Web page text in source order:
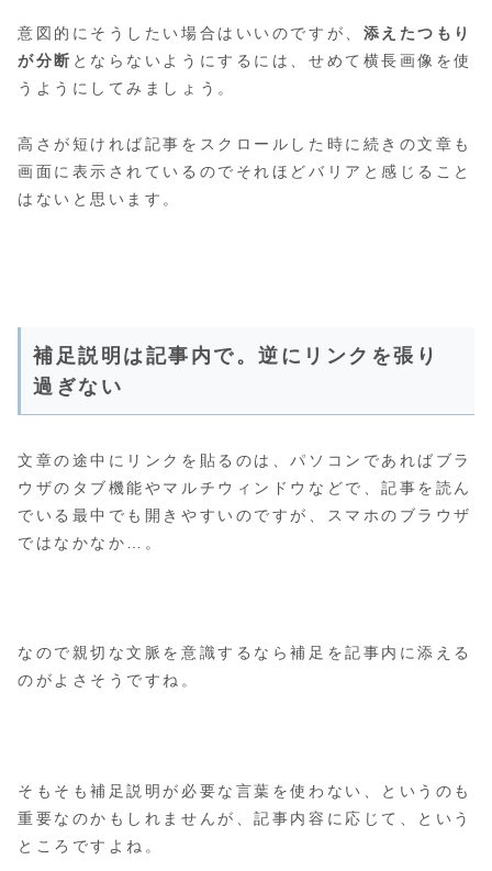
意図的にそうしたい場合はいいのですが、 添えたつもり
が分断 とならないようにするには、せめて横長画像を使
うようにしてみましょう。
高さが短ければ記事をスクロールした時に続きの文章も
画面に表示されているのでそれほどバリアと感じること
はないと思います。
補足説明は記事内で。逆にリンクを張り
過ぎない
文章の途中にリンクを貼るのは、パソコンであればブラ
ウザのタブ機能やマルチウィンドウなどで、記事を読ん
でいる最中でも開きやすいのですが、スマホのブラウザ
ではなかなか…。
なので親切な文脈を意識するなら補足を記事内に添える
のがよさそうですね。
そもそも補足説明が必要な言葉を使わない、というのも
重要なのかもしれませんが、記事内容に応じて、という
ところですよね。